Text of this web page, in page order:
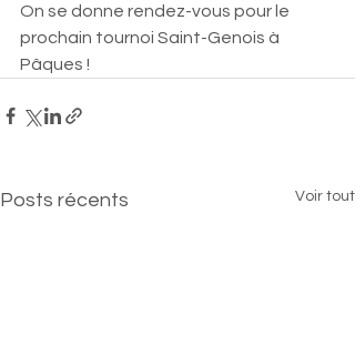
On se donne rendez-vous pour le
prochain tournoi Saint-Genois à
Pâques !
Posts récents Voir tout